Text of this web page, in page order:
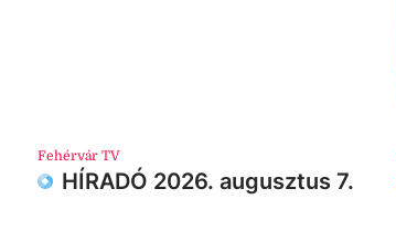
Fehérvár TV
HÍRADÓ 2026. augusztus 7.